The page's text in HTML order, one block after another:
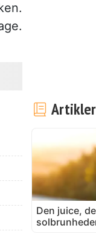
Artikler
Den juice,